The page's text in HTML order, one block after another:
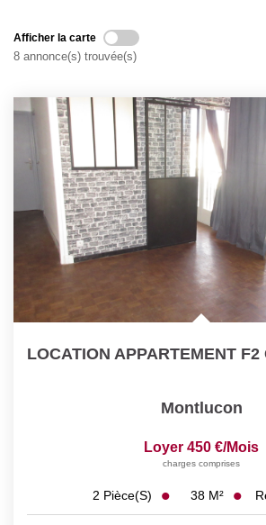
Afficher la carte
8 annonce(s) trouvée(s)
Montlucon
Loyer 450 €/mois
charges comprises
2 Pièce(s) 38 M²